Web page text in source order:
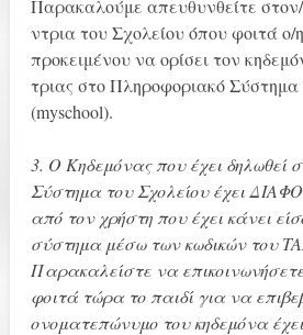
Παρακαλούμε απευθυνθείτε
ντρια του Σχολείου όπου φοιτά ο/
προκειμένου να ορίσει τον
τριας στο Πληροφοριακό Σύστημα
(myschool).
3. Ο Κηδεμόνας που έχει δηλωθεί
Σύστημα του Σχολείου έχει
από τον χρήστη που έχει κάνει
σύστημα μέσω των κωδικών του
Παρακαλείστε να
φοιτά τώρα το παιδί για να
ονοματεπώνυμο του κηδεμόνα